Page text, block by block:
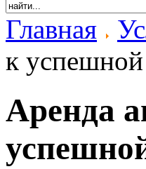
Главная
к успешной
Аренда